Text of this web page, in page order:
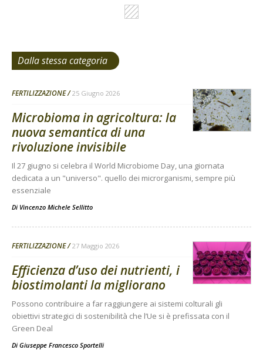
Dalla stessa categoria
FERTILIZZAZIONE 25 Giugno 2026
Microbioma in agricoltura: la
nuova semantica di una
rivoluzione invisibile
Il 27 giugno si celebra il World Microbiome Day, una giornata
dedicata a un "universo". quello dei microrganismi, sempre più
essenziale
Di Vincenzo Michele Sellitto
FERTILIZZAZIONE 27 Maggio 2026
Efficienza d’uso dei nutrienti, i
biostimolanti la migliorano
Possono contribuire a far raggiungere ai sistemi colturali gli
obiettivi strategici di sostenibilità che l’Ue si è prefissata con il
Green Deal
Di Giuseppe Francesco Sportelli